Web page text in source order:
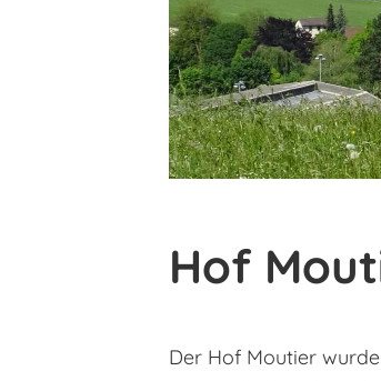
Hof
Der Hof Moutier